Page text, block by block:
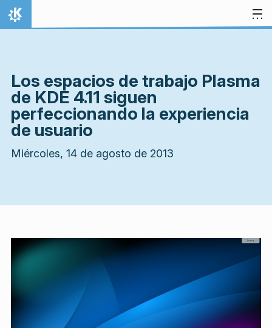
Ir al contenido
Inicio
Los espacios de trabajo Plasma
de KDE 4.11 siguen
perfeccionando la experiencia
de usuario
Miércoles, 14 de agosto de 2013